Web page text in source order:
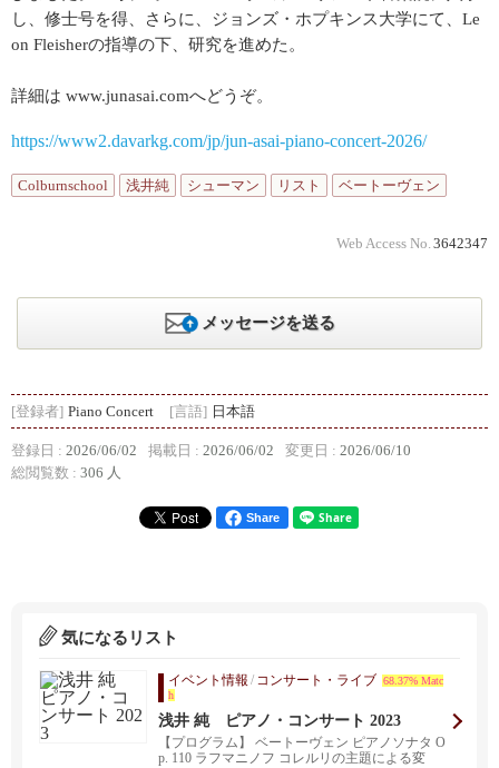
し、修士号を得、さらに、ジョンズ・ホプキンス大学にて、Le
on Fleisherの指導の下、研究を進めた。
詳細は www.junasai.comへどうぞ。
https://www2.davarkg.com/jp/jun-asai-piano-concert-2026/
Colburnschool 浅井純 シューマン リスト ベートーヴェン
Web Access No. 3642347
メッセージを送る
[登録者] Piano Concert [言語] 日本語
登録日 : 2026/06/02 掲載日 : 2026/06/02 変更日 : 2026/06/10
総閲覧数 : 306 人
Share
気になるリスト
イベント情報 / コンサート・ライブ 68.37% Matc
h
浅井 純 ピアノ・コンサート 2023
【プログラム】 ベートーヴェン ピアノソナタ O
p. 110 ラフマニノフ コレルリの主題による変